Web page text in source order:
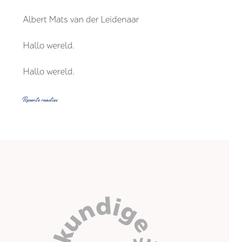
Albert Mats van der Leidenaar
Hallo wereld.
Hallo wereld.
Recente reacties